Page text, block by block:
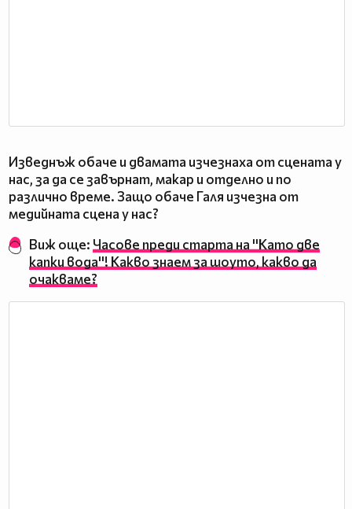
Изведнъж обаче и двамата изчезнаха от сцената у
нас, за да се завърнат, макар и отделно и по
различно време. Защо обаче Галя изчезна от
медийната сцена у нас?
Виж още: Часове преди старта на ''Като две
капки вода''! Какво знаем за шоуто, какво да
очакваме?